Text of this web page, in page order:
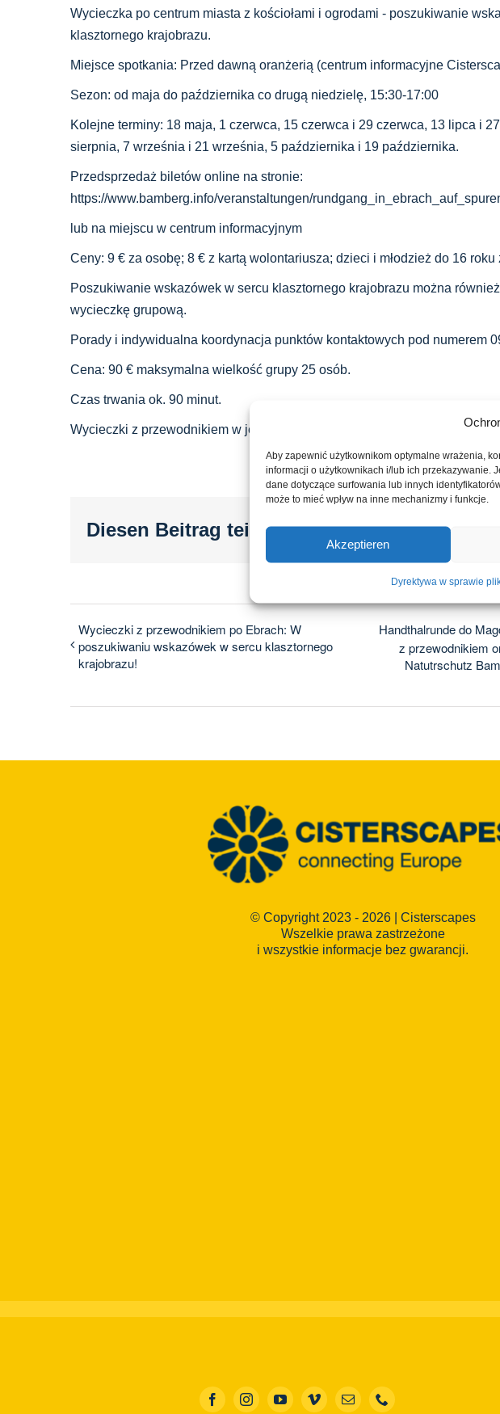
Aby zapewnić użytkownikom optymalne wrażenia,
informacji o użytkownikach i/lub ich przekazywanie.
dane dotyczące surfowania lub innych
może to mieć wpływ na inne mechanizmy i funkcje.
Akzeptieren
Dyrektywa w sprawie
Wycieczka po centrum miasta z kościołami i ogrodami - poszukiwanie
klasztornego krajobrazu.
Miejsce spotkania: Przed dawną oranżerią (centrum informacyjne
Sezon: od maja do października co drugą niedzielę, 15:30-17:00
Kolejne terminy: 18 maja, 1 czerwca, 15 czerwca i 29 czerwca, 13 lipca i
sierpnia, 7 września i 21 września, 5 października i 19 października.
Przedsprzedaż biletów online na stronie:
https://www.bamberg.info/veranstaltungen/
lub na miejscu w centrum informacyjnym
Ceny: 9 € za osobę; 8 € z kartą wolontariusza; dzieci i młodzież do 16 roku
Poszukiwanie wskazówek w sercu klasztornego krajobrazu można
wycieczkę grupową.
Porady i indywidualna koordynacja punktów kontaktowych pod numerem
Cena: 90 € maksymalna wielkość grupy 25 osób.
Czas trwania ok. 90 minut.
Wycieczki z przewodnikiem w językach obcych na życzenie.
Diesen Beitrag teilen... Facebook
Wycieczki z przewodnikiem po Ebrach: W
poszukiwaniu wskazówek w sercu klasztornego
krajobrazu!
Handthalrunde do
z przewodnikiem
Natutrschutz
© Copyright 2023 - 2026 | Cisterscapes
Wszelkie prawa zastrzeżone
i wszystkie informacje bez gwarancji.